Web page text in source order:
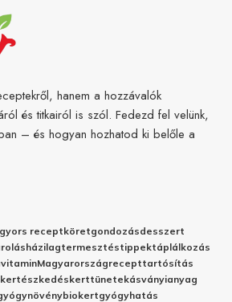
hanem a hozzávalók
és titkairól is szól. Fedezd fel velünk,
– és hogyan hozhatod ki belőle a
gyors receptköretgondozásdesszert
házilagtermesztéstippektáplálkozás
vitaminMagyarországrecepttartósítás
kertészkedéskerttünetekásványianyag
biokertgyógyhatás